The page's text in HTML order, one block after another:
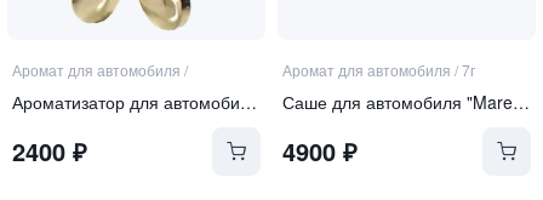
Аромат для автомобиля /
Ароматизатор для автомобиля, золотистый "ORIENTAL"
2400 ₽
Аромат для автомобиля /7г
Саше для автомобиля "Mareminerale"
4900₽